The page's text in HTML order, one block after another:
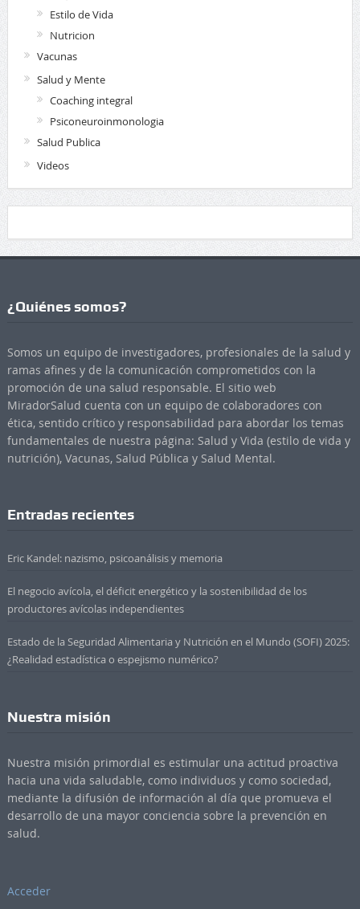
Estilo de Vida
Nutricion
Vacunas
Salud y Mente
Coaching integral
Psiconeuroinmonologia
Salud Publica
Videos
¿Quiénes somos?
Somos un equipo de investigadores, profesionales de la salud y
ramas afines y de la comunicación comprometidos con la
promoción de una salud responsable. El sitio web
MiradorSalud cuenta con un equipo de colaboradores con
ética, sentido crítico y responsabilidad para abordar los temas
fundamentales de nuestra página: Salud y Vida (estilo de vida y
nutrición), Vacunas, Salud Pública y Salud Mental.
Entradas recientes
Eric Kandel: nazismo, psicoanálisis y memoria
El negocio avícola, el déficit energético y la sostenibilidad de los
productores avícolas independientes
Estado de la Seguridad Alimentaria y Nutrición en el Mundo (SOFI) 2025:
¿Realidad estadística o espejismo numérico?
Nuestra misión
Nuestra misión primordial es estimular una actitud proactiva
hacia una vida saludable, como individuos y como sociedad,
mediante la difusión de información al día que promueva el
desarrollo de una mayor conciencia sobre la prevención en
salud.
Acceder